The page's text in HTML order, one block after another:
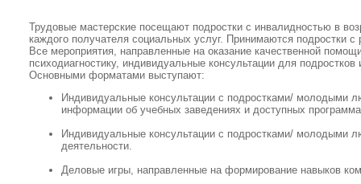
Трудовые мастерские посещают подростки с инвалидностью в
каждого получателя социальных услуг. Принимаются подростки
Все мероприятия, направленные на оказание качественной
психодиагностику, индивидуальные консультации для
Основными форматами выступают:
Индивидуальные консультации с подростками/ молодыми
информации об учебных заведениях и доступных
Индивидуальные консультации с подростками/ молодыми
деятельности.
Деловые игры, направленные на формирование навыков